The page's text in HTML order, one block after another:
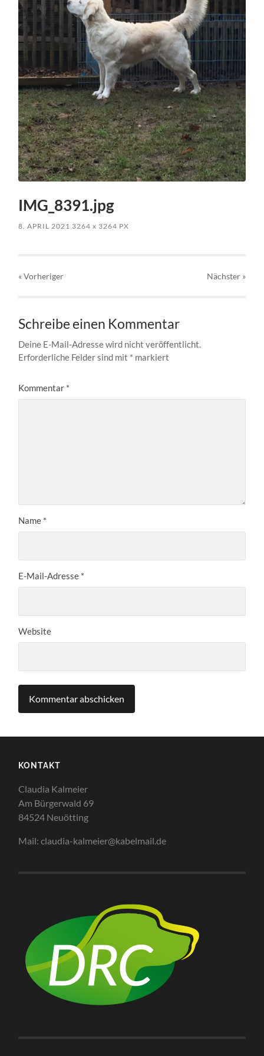
IMG_8391.jpg
8. APRIL 2021 3264x 3264 PX
« Vorheriger Nächster »
Schreibe einen Kommentar
Deine E-Mail-Adresse wird nicht veröffentlicht.
Erforderliche Felder sind mit * markiert
Kommentar *
Name *
E-Mail-Adresse *
Website
KONTAKT
Claudia Kalmeier
Am Bürgerwald 69
84524 Neuötting
Mail: claudia-kalmeier@kabelmail.de